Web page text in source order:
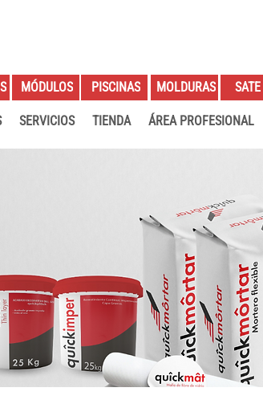
SERVICIOS TIENDA ÁREA PROFESIONAL
MÓDULOS PISCINAS MOLDURAS SATE